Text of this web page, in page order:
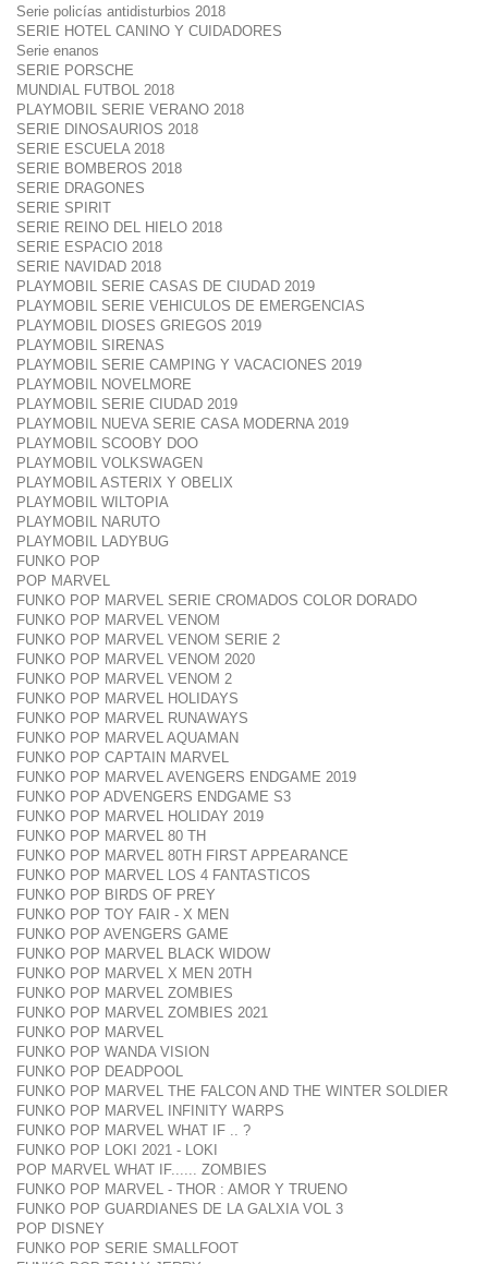
Serie policías antidisturbios 2018
SERIE HOTEL CANINO Y CUIDADORES
Serie enanos
SERIE PORSCHE
MUNDIAL FUTBOL 2018
PLAYMOBIL SERIE VERANO 2018
SERIE DINOSAURIOS 2018
SERIE ESCUELA 2018
SERIE BOMBEROS 2018
SERIE DRAGONES
SERIE SPIRIT
SERIE REINO DEL HIELO 2018
SERIE ESPACIO 2018
SERIE NAVIDAD 2018
PLAYMOBIL SERIE CASAS DE CIUDAD 2019
PLAYMOBIL SERIE VEHICULOS DE EMERGENCIAS
PLAYMOBIL DIOSES GRIEGOS 2019
PLAYMOBIL SIRENAS
PLAYMOBIL SERIE CAMPING Y VACACIONES 2019
PLAYMOBIL NOVELMORE
PLAYMOBIL SERIE CIUDAD 2019
PLAYMOBIL NUEVA SERIE CASA MODERNA 2019
PLAYMOBIL SCOOBY DOO
PLAYMOBIL VOLKSWAGEN
PLAYMOBIL ASTERIX Y OBELIX
PLAYMOBIL WILTOPIA
PLAYMOBIL NARUTO
PLAYMOBIL LADYBUG
FUNKO POP
POP MARVEL
FUNKO POP MARVEL SERIE CROMADOS COLOR DORADO
FUNKO POP MARVEL VENOM
FUNKO POP MARVEL VENOM SERIE 2
FUNKO POP MARVEL VENOM 2020
FUNKO POP MARVEL VENOM 2
FUNKO POP MARVEL HOLIDAYS
FUNKO POP MARVEL RUNAWAYS
FUNKO POP MARVEL AQUAMAN
FUNKO POP CAPTAIN MARVEL
FUNKO POP MARVEL AVENGERS ENDGAME 2019
FUNKO POP ADVENGERS ENDGAME S3
FUNKO POP MARVEL HOLIDAY 2019
FUNKO POP MARVEL 80 TH
FUNKO POP MARVEL 80TH FIRST APPEARANCE
FUNKO POP MARVEL LOS 4 FANTASTICOS
FUNKO POP BIRDS OF PREY
FUNKO POP TOY FAIR - X MEN
FUNKO POP AVENGERS GAME
FUNKO POP MARVEL BLACK WIDOW
FUNKO POP MARVEL X MEN 20TH
FUNKO POP MARVEL ZOMBIES
FUNKO POP MARVEL ZOMBIES 2021
FUNKO POP MARVEL
FUNKO POP WANDA VISION
FUNKO POP DEADPOOL
FUNKO POP MARVEL THE FALCON AND THE WINTER SOLDIER
FUNKO POP MARVEL INFINITY WARPS
FUNKO POP MARVEL WHAT IF .. ?
FUNKO POP LOKI 2021 - LOKI
POP MARVEL WHAT IF...... ZOMBIES
FUNKO POP MARVEL - THOR : AMOR Y TRUENO
FUNKO POP GUARDIANES DE LA GALXIA VOL 3
POP DISNEY
FUNKO POP SERIE SMALLFOOT